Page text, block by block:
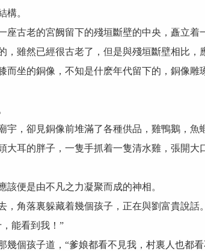
構。
古老的宮阙留下的殘垣斷壁的中央，矗立着
雖然已經很古老了，但是與殘垣斷壁相比，
坐的銅像，不知是什麽年代留下的，銅像雕
，卻見銅像前堆滿了各種供品，雞鴨鵝，魚
耳的胖子，一隻手抓着一隻清水雞，張開大
便是由不凡之力凝聚而成的神相。
角落裏躲藏着幾個孩子，正在與劉富貴說話。
能看到我！”
個孩子道，“爹娘都看不見我，村裏人也都看